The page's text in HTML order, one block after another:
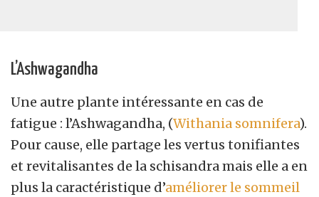
L’Ashwagandha
Une autre plante intéressante en cas de
fatigue : l’Ashwagandha, (Withania somnifera).
Pour cause, elle partage les vertus tonifiantes
et revitalisantes de la schisandra mais elle a en
plus la caractéristique d’améliorer le sommeil